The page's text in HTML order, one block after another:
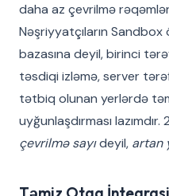
daha az çevrilmə
Nəşriyyatçıların
bazasına deyil, birinci
təsdiqi izləmə, server
tətbiq olunan yerlərdə
uyğunlaşdırması
çevrilmə sayıdeyil, artan